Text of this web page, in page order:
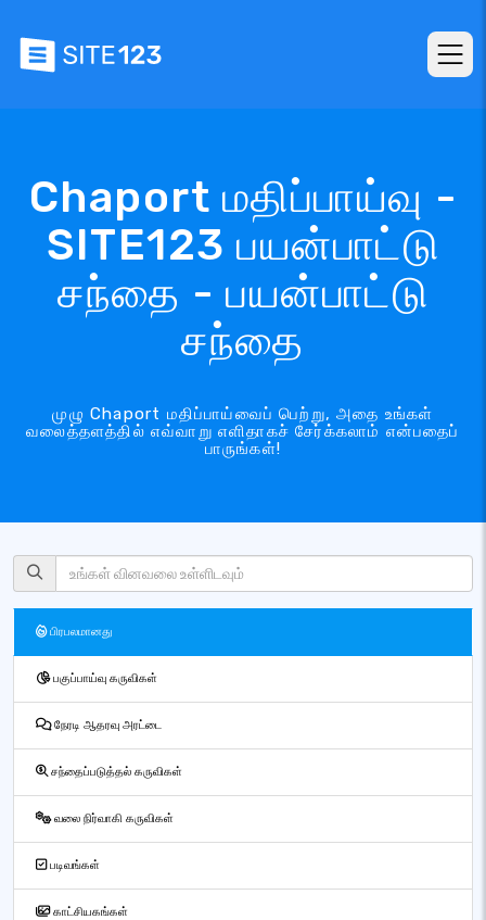
Chaport மதிப்பாய்வு -
SITE123 பயன்பாட்டு
சந்தை - பயன்பாட்டு
சந்தை
முழு Chaport மதிப்பாய்வைப் பெற்று, அதை உங்கள்
வலைத்தளத்தில் எவ்வாறு எளிதாகச் சேர்க்கலாம் என்பதைப்
பாருங்கள்!
பிரபலமானது
பகுப்பாய்வு கருவிகள்
நேரடி ஆதரவு அரட்டை
சந்தைப்படுத்தல் கருவிகள்
வலை நிர்வாகி கருவிகள்
படிவங்கள்
காட்சியகங்கள்